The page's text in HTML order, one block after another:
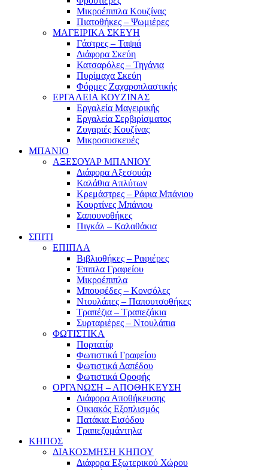
Μικροέπιπλα Κουζίνας
Πιατοθήκες – Ψωμιέρες
ΜΑΓΕΙΡΙΚΑ ΣΚΕΥΗ
Γάστρες – Ταψιά
Διάφορα Σκεύη
Κατσαρόλες – Τηγάνια
Πυρίμαχα Σκεύη
Φόρμες Ζαχαροπλαστικής
ΕΡΓΑΛΕΙΑ ΚΟΥΖΙΝΑΣ
Εργαλεία Μαγειρικής
Εργαλεία Σερβιρίσματος
Ζυγαριές Κουζίνας
Μικροσυσκευές
ΜΠΑΝΙΟ
ΑΞΕΣΟΥΑΡ ΜΠΑΝΙΟΥ
Διάφορα Αξεσουάρ
Καλάθια Απλύτων
Κρεμάστρες – Ράφια Μπάνιου
Κουρτίνες Μπάνιου
Σαπουνοθήκες
Πιγκάλ – Καλαθάκια
ΣΠΙΤΙ
ΕΠΙΠΛΑ
Βιβλιοθήκες – Ραφιέρες
Έπιπλα Γραφείου
Μικροέπιπλα
Μπουφέδες – Κονσόλες
Ντουλάπες – Παπουτσοθήκες
Τραπέζια – Τραπεζάκια
Συρταριέρες – Ντουλάπια
ΦΩΤΙΣΤΙΚΑ
Πορτατίφ
Φωτιστικά Γραφείου
Φωτιστικά Δαπέδου
Φωτιστικά Οροφής
ΟΡΓΑΝΩΣΗ – ΑΠΟΘΗΚΕΥΣΗ
Διάφορα Αποθήκευσης
Οικιακός Εξοπλισμός
Πατάκια Εισόδου
Τραπεζομάντηλα
ΚΗΠΟΣ
ΔΙΑΚΟΣΜΗΣΗ ΚΗΠΟΥ
Διάφορα Εξωτερικού Χώρου